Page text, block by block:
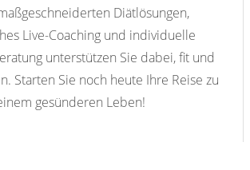
Diätlösungen,
Live-Coaching und individuelle
unterstützen Sie dabei, fit und
Starten Sie noch heute Ihre Reise zu
gesünderen Leben!